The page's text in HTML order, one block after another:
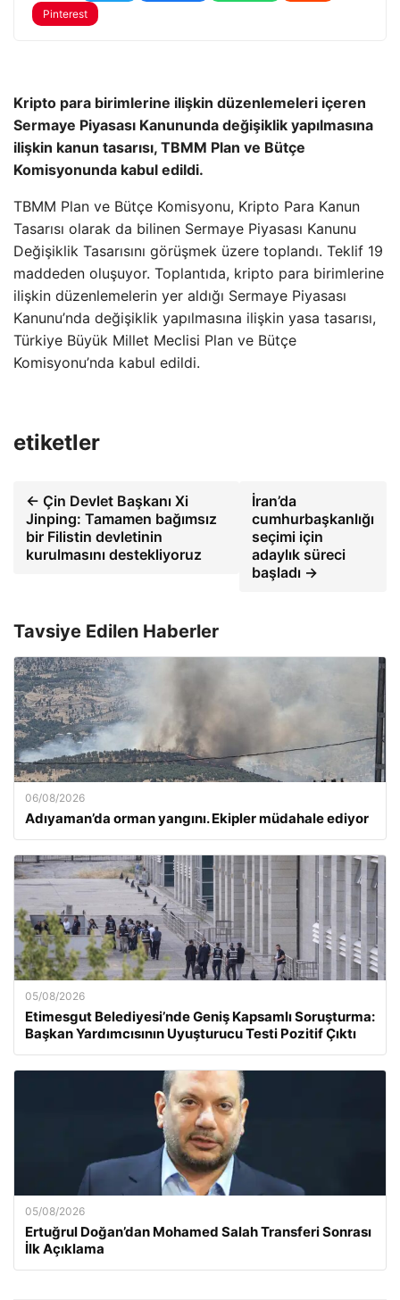
Pinterest
Kripto para birimlerine ilişkin düzenlemeleri içeren
Sermaye Piyasası Kanununda değişiklik yapılmasına
ilişkin kanun tasarısı, TBMM Plan ve Bütçe
Komisyonunda kabul edildi.
TBMM Plan ve Bütçe Komisyonu, Kripto Para Kanun
Tasarısı olarak da bilinen Sermaye Piyasası Kanunu
Değişiklik Tasarısını görüşmek üzere toplandı. Teklif 19
maddeden oluşuyor. Toplantıda, kripto para birimlerine
ilişkin düzenlemelerin yer aldığı Sermaye Piyasası
Kanunu’nda değişiklik yapılmasına ilişkin yasa tasarısı,
Türkiye Büyük Millet Meclisi Plan ve Bütçe
Komisyonu’nda kabul edildi.
etiketler
← Çin Devlet Başkanı Xi
Jinping: Tamamen bağımsız
bir Filistin devletinin
kurulmasını destekliyoruz
İran’da
cumhurbaşkanlığı
seçimi için
adaylık süreci
başladı →
Tavsiye Edilen Haberler
06/08/2026
Adıyaman’da orman yangını. Ekipler müdahale ediyor
05/08/2026
Etimesgut Belediyesi’nde Geniş Kapsamlı Soruşturma:
Başkan Yardımcısının Uyuşturucu Testi Pozitif Çıktı
05/08/2026
Ertuğrul Doğan’dan Mohamed Salah Transferi Sonrası
İlk Açıklama